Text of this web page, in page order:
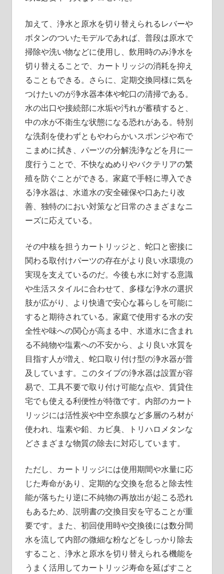
加えて、浄水と原水を切り替えられるレバーや
ボタンのついたモデルであれば、普段は原水で
掃除や洗い物などに使用し、飲用時のみ浄水を
切り替えることで、カートリッジの消耗を抑え
ることもできる。さらに、定期交換同様に気を
つけたいのが浄水器本体や蛇口の清掃である。
水の出口や接続部に水垢や汚れが蓄積すると、
中の水が不衛生な状態になる恐れがある。特別
な洗剤を使わずともやわらかいスポンジや布で
こまめに拭き、パーツの分解洗浄などを月に一
度行うことで、不快なぬめりやバクテリアの繁
殖を防ぐことができる。家庭で手軽に導入でき
る浄水器は、水道水の安全確保や口あたり改
善、独特のにおい対策など日常のさまざまなニ
ーズに応えている。
その中核を担うカートリッジと、蛇口と密接に
関わる取付けパーツの存在がより良い水環境の
実現を支えているのだ。今後も水に対する意識
や生活スタイルに合わせて、多様な浄水の選択
肢が広がり、より快適で安心な暮らしを可能に
すると期待されている。家庭で使用する水の安
全性や味への関心が高まる中、水道水に含まれ
る不純物や塩素への不安から、より良い水質を
目指す人が増え、蛇口取り付け型の浄水器が普
及しています。このタイプの浄水器は設置が容
易で、工具不要で取り付け可能な点や、賃貸住
宅でも使える利便性が特徴です。内部のカート
リッジには活性炭や中空糸膜など多層のろ材が
使われ、塩素や鉛、カビ臭、トリハロメタンな
どさまざまな物質の除去に対応しています。
ただし、カートリッジには使用期間や水量に応
じた寿命があり、定期的な交換を怠ると除去性
能が落ちたり逆に不純物の再放出が起こる恐れ
もあるため、説明書の交換目安を守ることが重
要です。また、初回使用時や交換後には数分間
水を流して内部の微細な粉などをしっかり除去
すること、浄水と原水を切り替えられる機能を
うまく活用してカートリッジ寿命を延ばすこと